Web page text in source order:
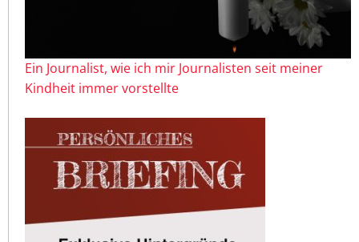
Ein Journalist, wie ich mir Journalisten seit meiner
Kindheit immer vorstellte